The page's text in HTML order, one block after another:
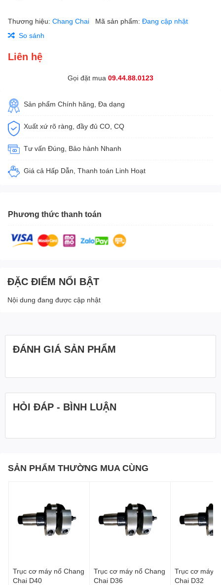
Thương hiệu: Chang Chai Mã sản phẩm: Đang cập nhật
So sánh
Liên hệ
Gọi đặt mua 09.44.88.0123
Sản phẩm Chính hãng, Đa dạng
Xuất xứ rõ ràng, đầy đủ CO, CQ
Tư vấn Đúng, Bảo hành Nhanh
Giá cả Hấp Dẫn, Thanh toán Linh Hoạt
Phương thức thanh toán
ĐẶC ĐIỂM NỔI BẬT
Nội dung đang được cập nhật
ĐÁNH GIÁ SẢN PHẨM
HỎI ĐÁP - BÌNH LUẬN
SẢN PHẨM THƯỜNG MUA CÙNG
Trục cơ máy nổ Chang
Chai D40
Trục cơ máy nổ Chang
Chai D36
Trục cơ máy
Chai D32